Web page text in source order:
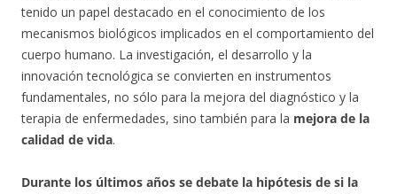
tenido un papel destacado en el conocimiento de los
mecanismos biológicos implicados en el comportamiento del
cuerpo humano. La investigación, el desarrollo y la
innovación tecnológica se convierten en instrumentos
fundamentales, no sólo para la mejora del diagnóstico y la
terapia de enfermedades, sino también para la mejora de la
calidad de vida.
Durante los últimos años se debate la hipótesis de si la